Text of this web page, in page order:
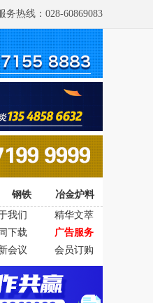
务热线：028-60869083
钢铁 冶金炉料
我们
精华文萃
下载
广告服务
会议
会员订购